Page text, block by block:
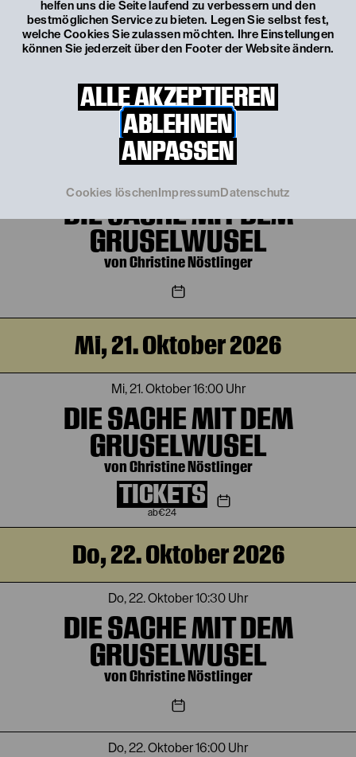
helfen uns die Seite laufend zu verbessern und den
bestmöglichen Service zu bieten. Legen Sie selbst fest,
welche Cookies Sie zulassen möchten. Ihre Einstellungen
können Sie jederzeit über den Footer der Website ändern.
ALLE AKZEPTIEREN
ABLEHNEN
ANPASSEN
Cookies löschen Impressum Datenschutz
Fr, 16. Oktober10:30 Uhr
DIE SACHE MIT DEM
GRUSELWUSEL
von Christine Nöstlinger
DIE SACHE MIT DEM
GRUSELWUSEL
von Christine Nöstlinger
Mi, 21. Oktober 2026
Mi, 21. Oktober16:00 Uhr
DIE SACHE MIT DEM
GRUSELWUSEL
von Christine Nöstlinger
TICKETS
€24
Do, 22. Oktober 2026
Do, 22. Oktober10:30 Uhr
DIE SACHE MIT DEM
GRUSELWUSEL
von Christine Nöstlinger
Do, 22. Oktober16:00 Uhr